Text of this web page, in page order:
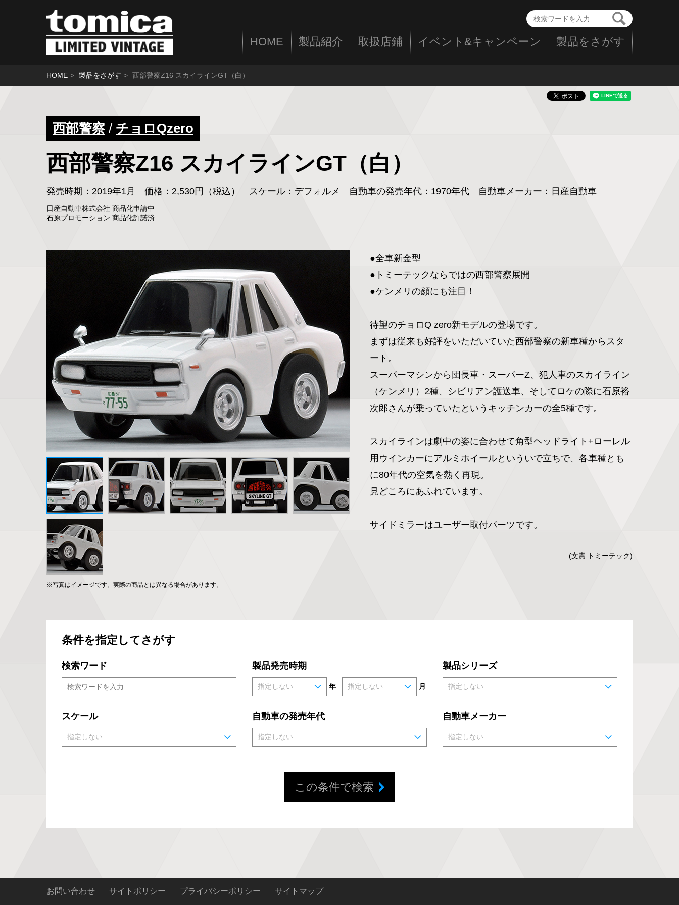
HOME 製品紹介 取扱店鋪 イベント&キャンペーン 製品をさがす
HOME 製品をさがす 西部警察Z16 スカイラインGT（白）
西部警察/ チョロQzero
西部警察Z16 スカイラインGT（白）
発売時期： 2019年1月 価格：2,530円（税込） スケール： デフォルメ 自動車の発売年代： 1970年代 自動車メーカー： 日産自動車
日産自動車株式会社 商品化申請中
石原プロモーション 商品化許諾済
※写真はイメージです。実際の商品とは異なる場合があります。
●全車新金型
●トミーテックならではの西部警察展開
●ケンメリの顔にも注目！
待望のチョロQ zero新モデルの登場です。
まずは従来も好評をいただいていた西部警察の新車種からスタ
ート。
スーパーマシンから団長車・スーパーZ、犯人車のスカイライン
（ケンメリ）2種、シビリアン護送車、そしてロケの際に石原裕
次郎さんが乗っていたというキッチンカーの全5種です。
スカイラインは劇中の姿に合わせて角型ヘッドライト+ローレル
用ウインカーにアルミホイールといういで立ちで、各車種とも
に80年代の空気を熱く再現。
見どころにあふれています。
(文責:トミーテック)
条件を指定してさがす
検索ワード 製品発売時期
年 月
製品シリーズ
スケール 自動車の発売年代 自動車メーカー
この条件で検索
お問い合わせ サイトポリシー プライバシーポリシー サイトマップ